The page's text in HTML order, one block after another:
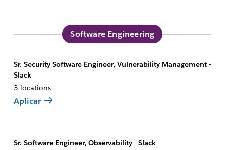
Software Engineering
Sr. Security Software Engineer, Vulnerability Management -
Slack
3 locations
Aplicar
Sr. Software Engineer, Observability - Slack